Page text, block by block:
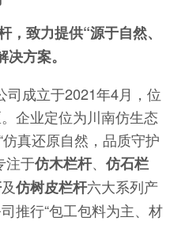
，致力提供“源于自然、
方案。
司成立于2021年4月，位
企业定位为川南仿生态
真还原自然，品质守护
注于仿木栏杆、仿石栏
及仿树皮栏杆六大系列产
推行“包工包料为主、材